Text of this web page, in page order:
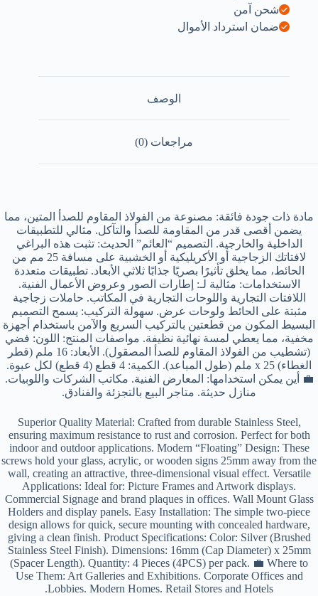
شحن آمن
ضمان استرداد الأموال
الوصف
مراجعات (0)
مادة ذات جودة فائقة: مصنوعة من الفولاذ المقاوم للصدأ المتين، مما
يضمن أقصى قدر من المقاومة للصدأ والتآكل. مثالي للتطبيقات
الداخلية والخارجية. التصميم “العائم” الحديث: تثبت هذه البراغي
لافتاتك الزجاجية أو الأكريليكية أو الخشبية على مسافة 25 مم من
الحائط، مما يخلق تأثيرًا بصريًا جذابًا ثلاثي الأبعاد. تطبيقات متعددة
الاستخدامات: مثالية لـ: إطارات الصور وعروض الأعمال الفنية.
اللافتات التجارية واللوحات التجارية في المكاتب. حاملات زجاجية
مثبتة على الحائط ولوحات عرض. سهولة التركيب: يسمح التصميم
البسيط المكون من قطعتين بالتركيب السريع والآمن باستخدام أجهزة
مخفية، مما يعطي لمسة نهائية نظيفة. مواصفات المنتج: اللون: فضي
(تشطيب من الفولاذ المقاوم للصدأ المصقول). الأبعاد: 16 ملم (قطر
الغطاء) x 25 ملم (طول المباعد). الكمية: 4 قطع (4 قطع) لكل عبوة.
💼 أين يمكن استخدامها: المعارض الفنية. مكاتب الشركات واللوبيات.
منازل حديثة. متاجر البيع بالتجزئة والفنادق.
Superior Quality Material: Crafted from durable Stainless Steel,
ensuring maximum resistance to rust and corrosion. Perfect for both
indoor and outdoor applications. Modern “Floating” Design: These
screws hold your glass, acrylic, or wooden signs 25mm away from the
wall, creating an attractive, three-dimensional visual effect. Versatile
Applications: Ideal for: Picture Frames and Artwork displays.
Commercial Signage and brand plaques in offices. Wall Mount Glass
Holders and display panels. Easy Installation: The simple two-piece
design allows for quick, secure mounting with concealed hardware,
giving a clean finish. Product Specifications: Color: Silver (Brushed
Stainless Steel Finish). Dimensions: 16mm (Cap Diameter) x 25mm
(Spacer Length). Quantity: 4 Pieces (4PCS) per pack. 💼 Where to
Use Them: Art Galleries and Exhibitions. Corporate Offices and
Lobbies. Modern Homes. Retail Stores and Hotels.